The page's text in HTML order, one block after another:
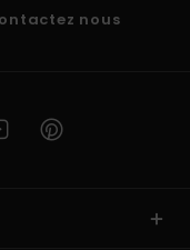
nous